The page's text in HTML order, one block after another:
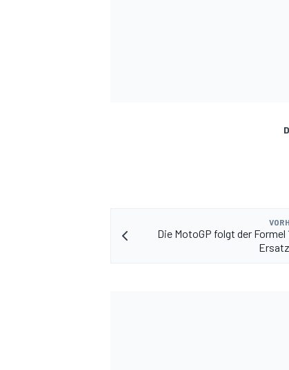
Die MotoGP folgt der